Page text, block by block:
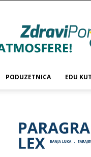
PODUZETNICA EDU